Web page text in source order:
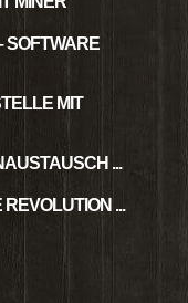
SOFTWARE
MIT
...
...